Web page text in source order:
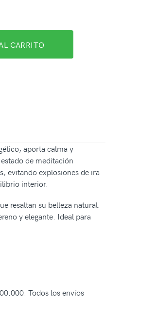
CARRITO
aporta calma y
de meditación
evitando explosiones de ira
interior.
resaltan su belleza natural.
y elegante. Ideal para
Todos los envíos